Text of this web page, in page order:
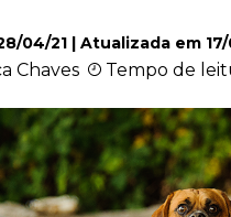
Curiosidades
Filhotes
04/21| Atualizada em
Chaves Tempo de